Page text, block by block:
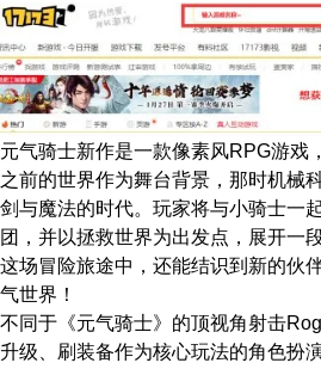
元气骑士新作是一款像素风RPG游戏
之前的世界作为舞台背景，那时机械
剑与魔法的时代。玩家将与小骑士一
团，并以拯救世界为出发点，展开一
这场冒险旅途中，还能结识到新的伙
气世界！
不同于《元气骑士》的顶视角射击
升级、刷装备作为核心玩法的角色扮